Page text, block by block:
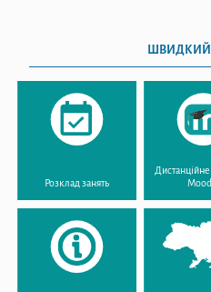
ШВИДКИЙ
Розклад занять